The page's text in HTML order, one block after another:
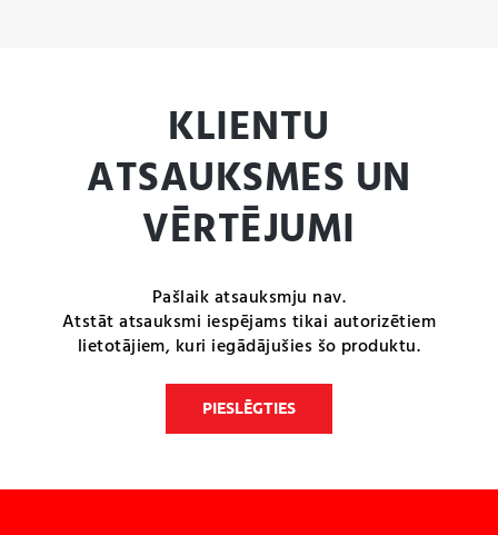
KLIENTU
ATSAUKSMES UN
VĒRTĒJUMI
Pašlaik atsauksmju nav.
Atstāt atsauksmi iespējams tikai autorizētiem
lietotājiem, kuri iegādājušies šo produktu.
PIESLĒGTIES